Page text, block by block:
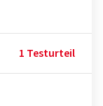
1 Testurteil